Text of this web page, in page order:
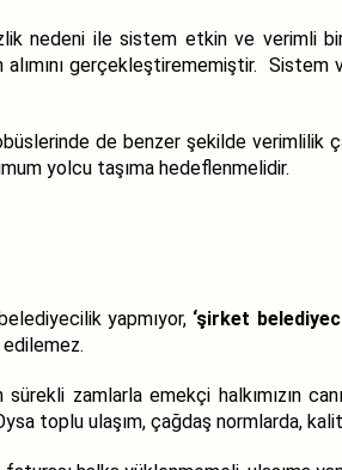
nedeni ile sistem etkin ve verimli
gerçekleştirememiştir. Sistem
de benzer şekilde verimlilik
yolcu taşıma hedeflenmelidir.
yapmıyor, ‘şirket
edilemez.
zamlarla emekçi halkımızın
toplu ulaşım, çağdaş normlarda,